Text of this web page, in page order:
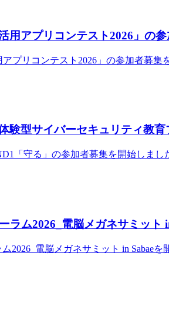
用アプリコンテスト2026」の
アプリコンテスト2026」の参加者募集
験型サイバーセキュリティ教
「守る」の参加者募集を開始しまし
ラム2026_電脳メガネサミット
2026_電脳メガネサミット in Sabaeを